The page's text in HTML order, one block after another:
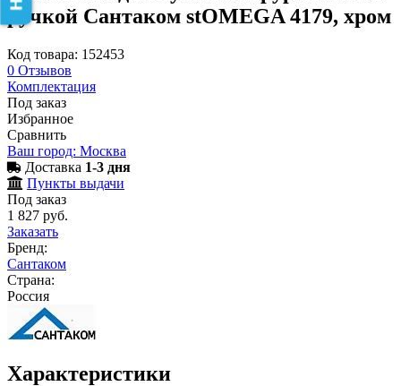
ручкой Сантаком stOMEGA 4179, хром
Код товара: 152453
0 Отзывов
Комплектация
Под заказ
Избранное
Сравнить
Ваш город: Москва
Доставка 1-3 дня
Пункты выдачи
Под заказ
1 827 руб.
Заказать
Бренд:
Сантаком
Страна:
Россия
Характеристики